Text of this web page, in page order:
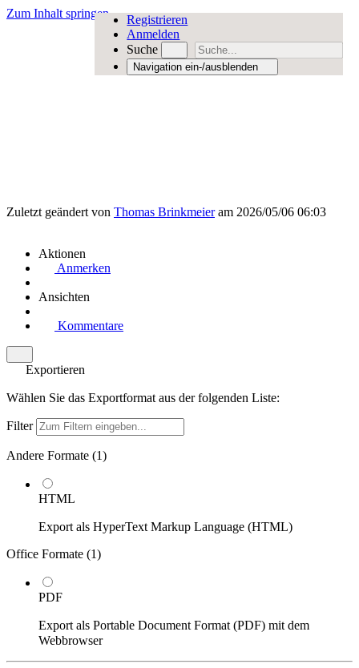
Zum Inhalt springen
Registrieren
Anmelden
Suche
Navigation ein-/ausblenden
Zuletzt geändert von Thomas Brinkmeieram 2026/05/06 06:03
Aktionen
Anmerken
Ansichten
Kommentare
Exportieren
Wählen Sie das Exportformat aus der folgenden Liste:
Filter
Andere Formate (1)
HTML
Export als HyperText Markup Language (HTML)
Office Formate (1)
PDF
Export als Portable Document Format (PDF) mit dem
Webbrowser